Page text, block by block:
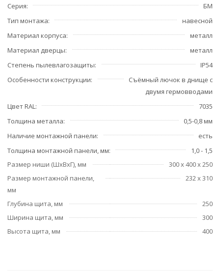
Серия
БМ
Тип монтажа
навесной
Материал корпуса
металл
Материал дверцы
металл
Степень пылевлагозащиты
IP54
Особенности конструкции
Съёмный лючок в днище с
двумя гермовводами
Цвет RAL
7035
Толщина металла
0,5-0,8 мм
Наличие монтажной панели
есть
Толщина монтажной панели, мм
1,0 - 1,5
Размер ниши (ШхВхГ), мм
300 х 400 х 250
Размер монтажной панели,
мм
232 х 310
Глубина щита, мм
250
Ширина щита, мм
300
Высота щита, мм
400